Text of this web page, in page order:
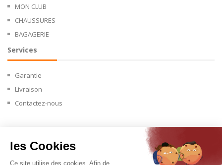
MON CLUB
CHAUSSURES
BAGAGERIE
Services
Garantie
Livraison
Contactez-nous
les Cookies
Ce site utilise des cookies. Afin de